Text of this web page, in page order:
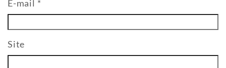
E-mail *
Site